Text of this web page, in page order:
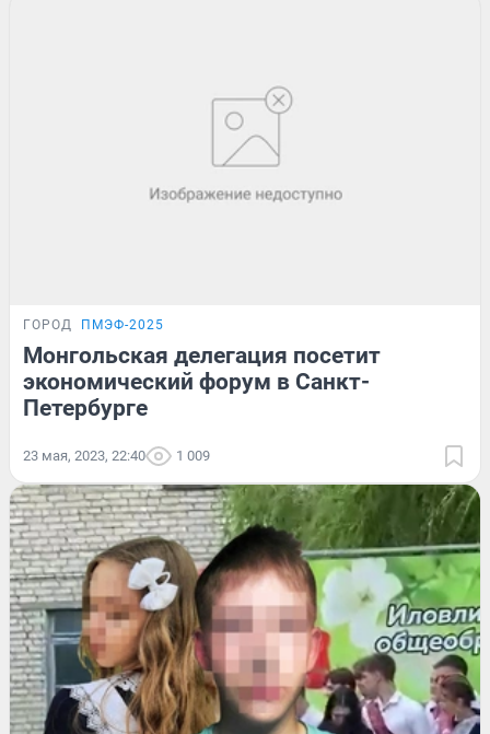
ГОРОД ПМЭФ-2025
Монгольская делегация посетит
экономический форум в Санкт-
Петербурге
23 мая, 2023, 22:40 1 009